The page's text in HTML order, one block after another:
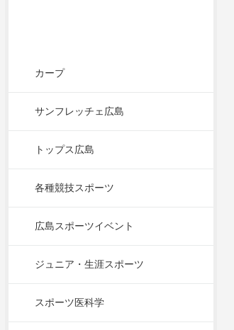
カープ
サンフレッチェ広島
トップス広島
各種競技スポーツ
広島スポーツイベント
ジュニア・生涯スポーツ
スポーツ医科学